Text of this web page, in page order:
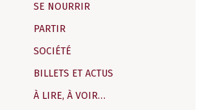
SE NOURRIR
PARTIR
SOCIÉTÉ
BILLETS ET ACTUS
À LIRE, À VOIR…